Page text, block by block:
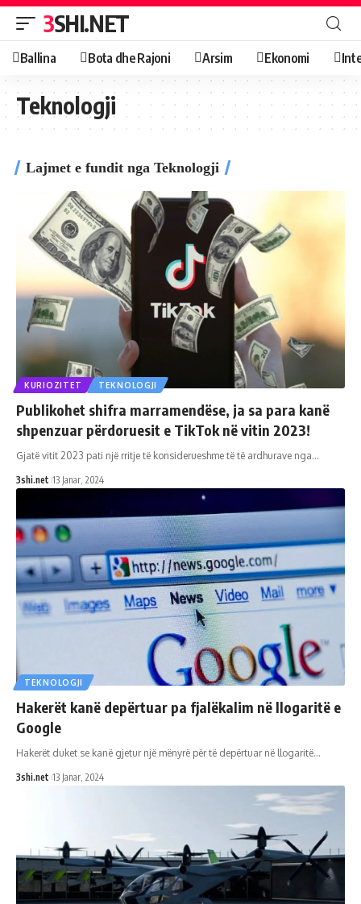
3SHI.NET
Ballina Bota dhe Rajoni Arsim Ekonomi
Teknologji
Lajmet e fundit nga Teknologji
KURIOZITET TEKNOLOGJI
Publikohet shifra marramendëse, ja sa para kanë
shpenzuar përdoruesit e TikTok në vitin 2023!
Gjatë vitit 2023 pati një rritje të konsiderueshme të të ardhurave nga…
3shi.net 13 Janar, 2024
TEKNOLOGJI
Hakerët kanë depërtuar pa fjalëkalim në llogaritë e
Google
Hakerët duket se kanë gjetur një mënyrë për të depërtuar në llogaritë…
3shi.net 13 Janar, 2024